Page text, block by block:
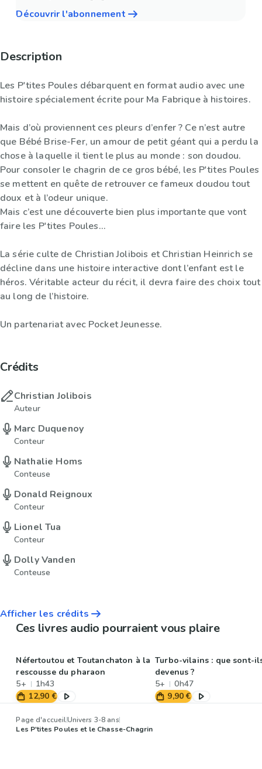
Découvrir l'abonnement
Description
Les P'tites Poules débarquent en format audio avec une
histoire spécialement écrite pour Ma Fabrique à histoires.
Mais d’où proviennent ces pleurs d’enfer ? Ce n’est autre
que Bébé Brise-Fer, un amour de petit géant qui a perdu la
chose à laquelle il tient le plus au monde : son doudou.
Pour consoler le chagrin de ce gros bébé, les P'tites Poules
se mettent en quête de retrouver ce fameux doudou tout
doux et à l’odeur unique.
Mais c’est une découverte bien plus importante que vont
faire les P'tites Poules…
La série culte de Christian Jolibois et Christian Heinrich se
décline dans une histoire interactive dont l’enfant est le
héros. Véritable acteur du récit, il devra faire des choix tout
au long de l’histoire.
Un partenariat avec Pocket Jeunesse.
Crédits
Christian Jolibois
Auteur
Marc Duquenoy
Conteur
Nathalie Homs
Conteuse
Donald Reignoux
Conteur
Lionel Tua
Conteur
Dolly Vanden
Conteuse
Afficher les crédits
Ces livres audio pourraient vous plaire
Néfertoutou et Toutanchaton à la
rescousse du pharaon
5+
1h43
12,90 €
Turbo-vilains : que sont-
devenus ?
5+
0h47
9,90 €
Page d'accueilUnivers 3-8 ans
Les P'tites Poules et le Chasse-Chagrin